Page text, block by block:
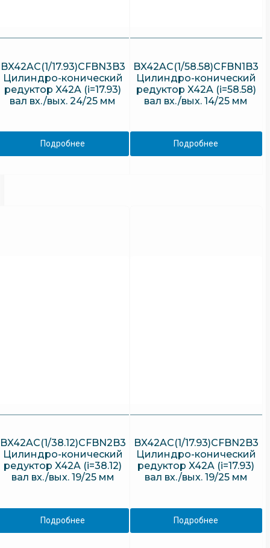
BX42AC(1/17.93)CFBN3B3
Цилиндро-конический
редуктор X42A (i=17.93)
вал вх./вых. 24/25 мм
Подробнее
BX42AC(1/58.58)CFBN1B3
Цилиндро-конический
редуктор X42A (i=58.58)
вал вх./вых. 14/25 мм
Подробнее
BX42AC(1/38.12)CFBN2B3
Цилиндро-конический
редуктор X42A (i=38.12)
вал вх./вых. 19/25 мм
Подробнее
BX42AC(1/17.93)CFBN2B3
Цилиндро-конический
редуктор X42A (i=17.93)
вал вх./вых. 19/25 мм
Подробнее